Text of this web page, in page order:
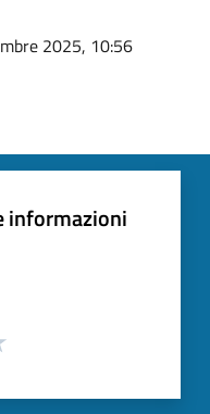
2025, 10:56
informazioni